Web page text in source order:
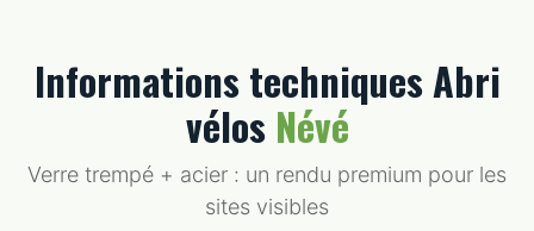
Informations techniques Abri
vélos Névé
Verre trempé + acier : un rendu premium pour les
sites visibles